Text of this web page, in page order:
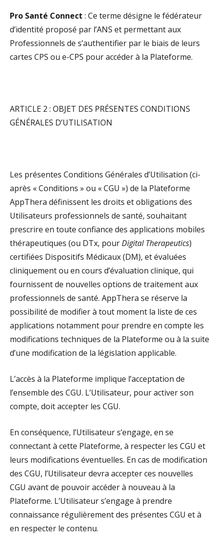
Pro Santé Connect : Ce terme désigne le fédérateur
d’identité proposé par l’ANS et permettant aux
Professionnels de s’authentifier par le biais de leurs
cartes CPS ou e-CPS pour accéder à la Plateforme.
ARTICLE 2 : OBJET DES PRÉSENTES CONDITIONS
GÉNÉRALES D’UTILISATION
Les présentes Conditions Générales d’Utilisation (ci-
après « Conditions » ou « CGU ») de la Plateforme
AppThera définissent les droits et obligations des
Utilisateurs professionnels de santé, souhaitant
prescrire en toute confiance des applications mobiles
thérapeutiques (ou DTx, pourDigital Therapeutics)
certifiées Dispositifs Médicaux (DM), et évaluées
cliniquement ou en cours d’évaluation clinique, qui
fournissent de nouvelles options de traitement aux
professionnels de santé. AppThera se réserve la
possibilité de modifier à tout moment la liste de ces
applications notamment pour prendre en compte les
modifications techniques de la Plateforme ou à la suite
d’une modification de la législation applicable.
L’accès à la Plateforme implique l’acceptation de
l’ensemble des CGU. L’Utilisateur, pour activer son
compte, doit accepter les CGU.
En conséquence, l’Utilisateur s’engage, en se
connectant à cette Plateforme, à respecter les CGU et
leurs modifications éventuelles. En cas de modification
des CGU, l’Utilisateur devra accepter ces nouvelles
CGU avant de pouvoir accéder à nouveau à la
Plateforme. L’Utilisateur s’engage à prendre
connaissance régulièrement des présentes CGU et à
en respecter le contenu.